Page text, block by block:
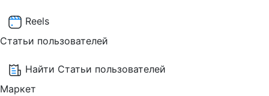
Reels
Статьи пользователей
Найти Статьи пользователей
Маркет